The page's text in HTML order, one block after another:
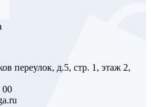
переулок, д.5, стр. 1, этаж 2,
00